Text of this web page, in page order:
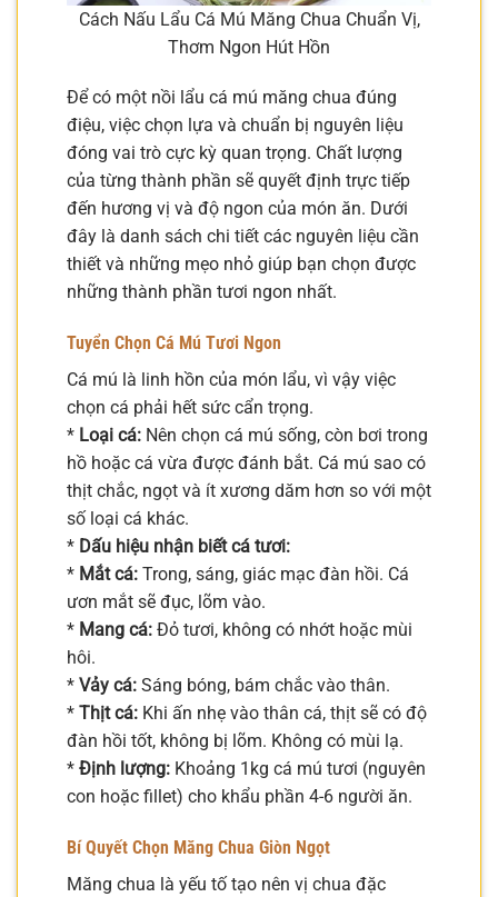
Cách Nấu Lẩu Cá Mú Măng Chua Chuẩn Vị,
Thơm Ngon Hút Hồn
Để có một nồi lẩu cá mú măng chua đúng
điệu, việc chọn lựa và chuẩn bị nguyên liệu
đóng vai trò cực kỳ quan trọng. Chất lượng
của từng thành phần sẽ quyết định trực tiếp
đến hương vị và độ ngon của món ăn. Dưới
đây là danh sách chi tiết các nguyên liệu cần
thiết và những mẹo nhỏ giúp bạn chọn được
những thành phần tươi ngon nhất.
Tuyển Chọn Cá Mú Tươi Ngon
Cá mú là linh hồn của món lẩu, vì vậy việc
chọn cá phải hết sức cẩn trọng.
* Loại cá: Nên chọn cá mú sống, còn bơi trong
hồ hoặc cá vừa được đánh bắt. Cá mú sao có
thịt chắc, ngọt và ít xương dăm hơn so với một
số loại cá khác.
* Dấu hiệu nhận biết cá tươi:
* Mắt cá: Trong, sáng, giác mạc đàn hồi. Cá
ươn mắt sẽ đục, lõm vào.
* Mang cá: Đỏ tươi, không có nhớt hoặc mùi
hôi.
* Vảy cá: Sáng bóng, bám chắc vào thân.
* Thịt cá: Khi ấn nhẹ vào thân cá, thịt sẽ có độ
đàn hồi tốt, không bị lõm. Không có mùi lạ.
* Định lượng: Khoảng 1kg cá mú tươi (nguyên
con hoặc fillet) cho khẩu phần 4-6 người ăn.
Bí Quyết Chọn Măng Chua Giòn Ngọt
Măng chua là yếu tố tạo nên vị chua đặc